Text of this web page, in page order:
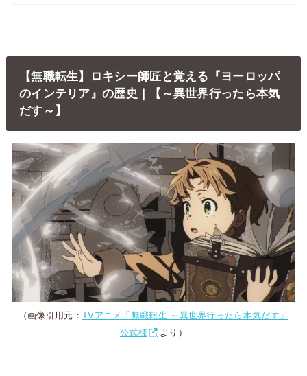
【無職転生】ロキシー師匠と覚える『ヨーロッパ
のインテリア』の歴史｜【～異世界行ったら本気
だす～】
（画像引用元： TVアニメ「無職転生 ～異世界行ったら本気だす」
公式様
より）